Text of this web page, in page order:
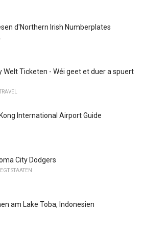
d'Northern Irish Numberplates
Welt Ticketen - Wéi geet et duer a spuert
International Airport Guide
City Dodgers
STAATEN
am Lake Toba, Indonesien